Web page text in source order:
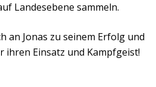
Landesebene sammeln.
an Jonas zu seinem Erfolg und
ihren Einsatz und Kampfgeist!